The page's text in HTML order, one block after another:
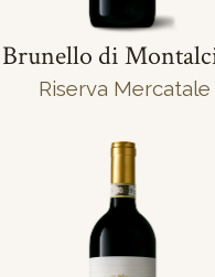
Brunello di
Riserva Mercatale